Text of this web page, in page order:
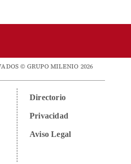
© GRUPO MILENIO 2026
Directorio
Privacidad
Aviso Legal